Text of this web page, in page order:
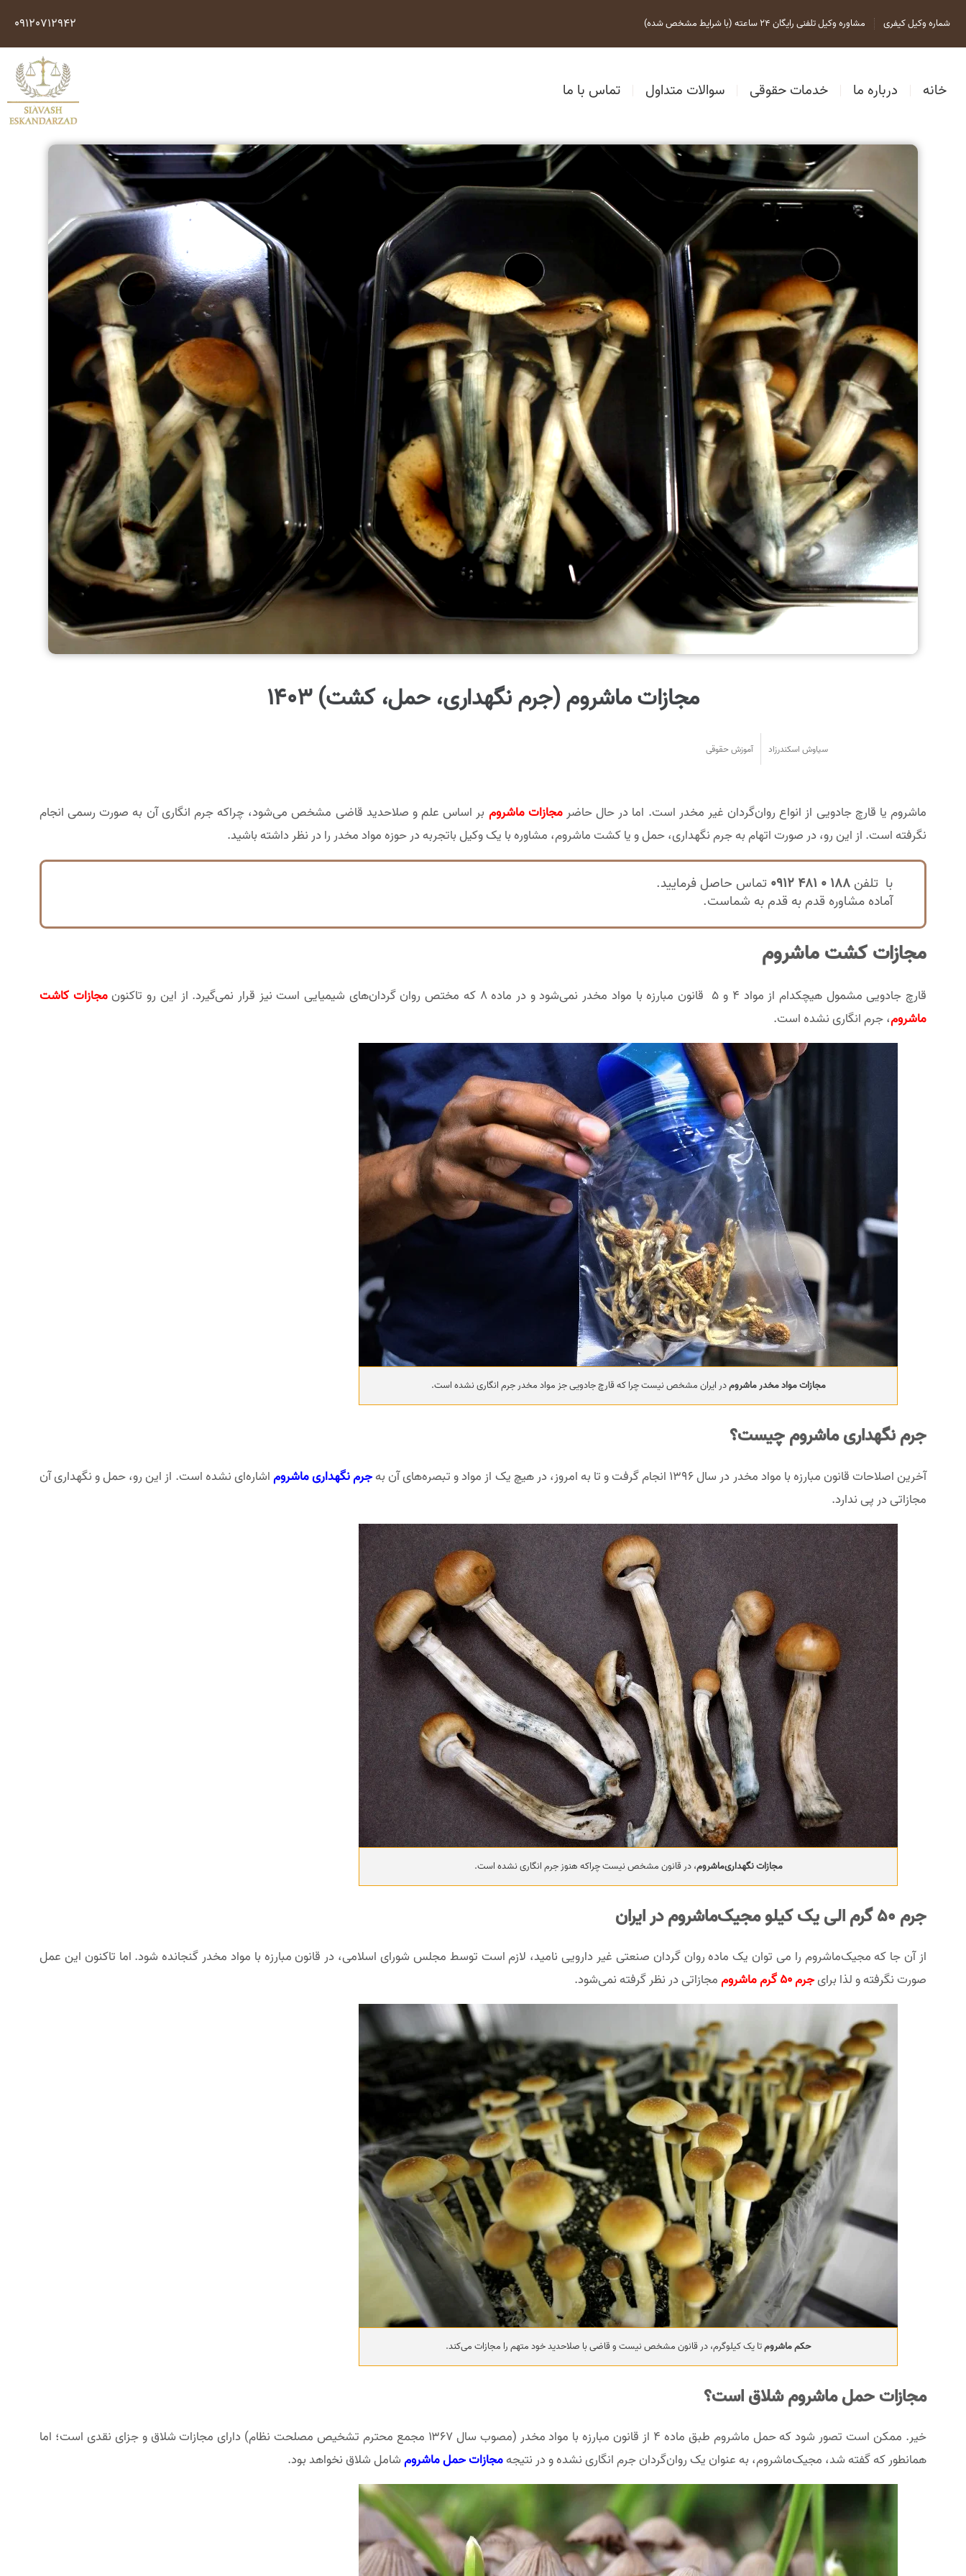
شماره وکیل کیفری مشاوره وکیل تلفنی رایگان 24 ساعته (با شرایط مشخص شده) 09120712942
خانه درباره ما خدمات حقوقی سوالات متداول تماس با ما
مجازات ماشروم (جرم نگهداری، حمل، کشت) 1403
سیاوش اسکندرزاد آموزش حقوقی
ماشروم یا قارچ جادویی از انواع روان‌گردان غیر مخدر است. اما در حال حاضرمجازات ماشروم بر اساس علم و صلاحدید قاضی مشخص می‌شود، چراکه جرم انگاری آن به صورت رسمی انجام
نگرفته است. از این رو، در صورت اتهام به جرم نگهداری، حمل و یا کشت ماشروم، مشاوره با یک وکیل باتجربه در حوزه مواد مخدر را در نظر داشته باشید.
با تلفن 188 0 481 0912
تماس حاصل فرمایید.
آماده مشاوره قدم به قدم به شماست.
مجازات کشت ماشروم
قارچ جادویی مشمول هیچکدام از مواد ۴ و ۵ قانون مبارزه با مواد مخدر نمی‌شود و در ماده ۸ که مختص روان گردان‌های شیمیایی است نیز قرار نمی‌گیرد. از این رو تاکنون
مجازات کاشت
ماشروم، جرم انگاری نشده است.
مجازات مواد مخدر ماشرومدر ایران مشخص نیست چرا که قارچ جادویی جز مواد مخدر جرم انگاری نشده است.
جرم نگهداری ماشروم چیست؟
آخرین اصلاحات قانون مبارزه با مواد مخدر در سال 1396 انجام گرفت و تا به امروز، در هیچ یک از مواد و تبصره‌های آن به جرم نگهداری ماشروماشاره‌ای نشده است. از این رو، حمل و نگهداری آن
مجازاتی در پی ندارد.
مجازات نگهداری‌ماشروم، در قانون مشخص نیست چراکه هنوز جرم انگاری نشده است.
جرم 50 گرم الی یک کیلو مجیک‌ماشروم در ایران
از آن جا که مجیک‌ماشروم را می توان یک ماده روان گردان صنعتی غیر دارویی نامید، لازم است توسط مجلس شورای اسلامی، در قانون مبارزه با مواد مخدر گنجانده شود. اما تاکنون این عمل
صورت نگرفته و لذا برایجرم 50 گرم ماشروم مجازاتی در نظر گرفته نمی‌شود.
حکم ماشرومتا یک کیلوگرم، در قانون مشخص نیست و قاضی با صلاحدید خود متهم را مجازات می‌کند.
مجازات حمل ماشروم شلاق است؟
خیر. ممکن است تصور شود که حمل ماشروم طبق ماده ۴ از قانون مبارزه با مواد مخدر (مصوب سال ۱۳۶۷ مجمع محترم تشخیص مصلحت نظام) دارای مجازات شلاق و جزای نقدی است؛ اما
همانطور که گفته شد، مجیک‌ماشروم، به عنوان یک روان‌گردان جرم انگاری نشده و در نتیجهمجازات حمل ماشرومشامل شلاق نخواهد بود.